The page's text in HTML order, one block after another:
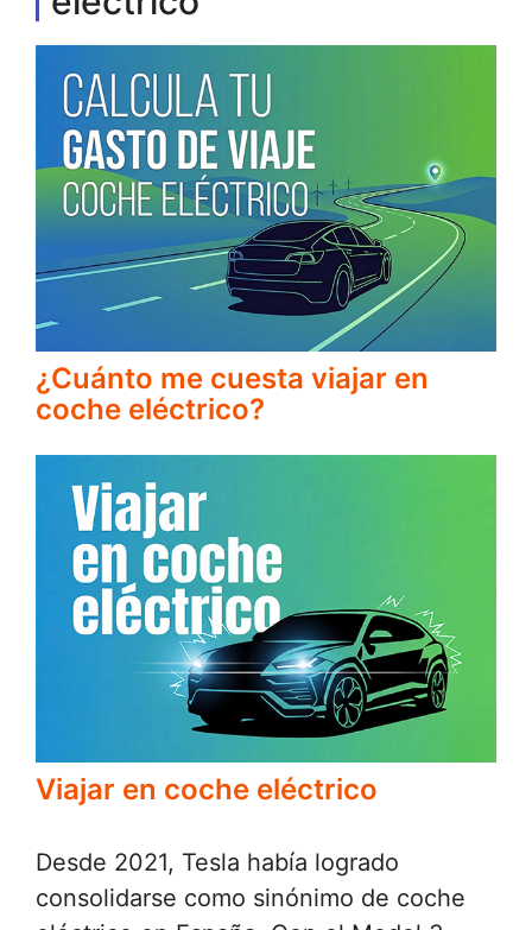
¿Cuánto me cuesta viajar en
coche eléctrico?
Viajar en coche eléctrico
Desde 2021, Tesla había logrado
consolidarse como sinónimo de coche